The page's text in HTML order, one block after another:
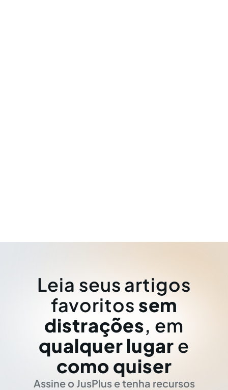
Leia seus artigos
favoritos sem
distrações, em
qualquer lugar e
como quiser
Assine o JusPlus e tenha recursos